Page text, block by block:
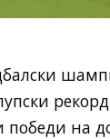
победи на